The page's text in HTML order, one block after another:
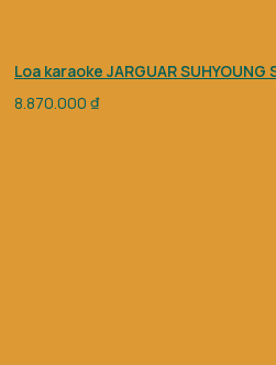
Loa karaoke JARGUAR SUHYOUNG
8.870.000 ₫